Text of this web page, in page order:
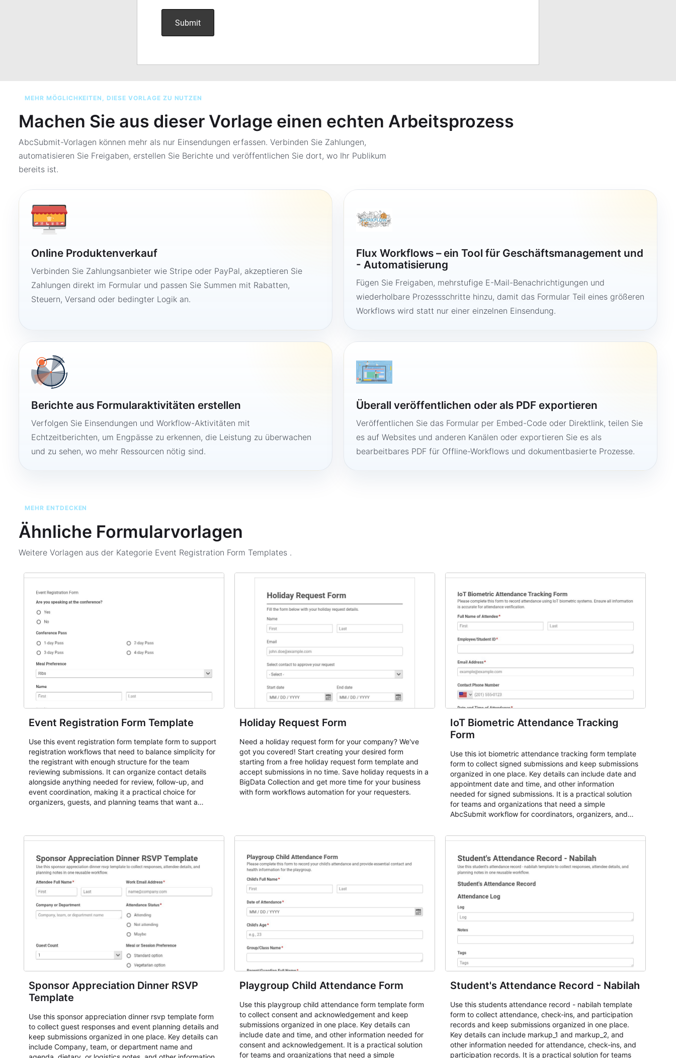
MEHR MÖGLICHKEITEN, DIESE VORLAGE ZU NUTZEN
Machen Sie aus dieser Vorlage einen echten Arbeitsprozess
AbcSubmit-Vorlagen können mehr als nur Einsendungen erfassen. Verbinden Sie Zahlungen,
automatisieren Sie Freigaben, erstellen Sie Berichte und veröffentlichen Sie dort, wo Ihr Publikum
bereits ist.
Online Produktenverkauf
Verbinden Sie Zahlungsanbieter wie Stripe oder PayPal, akzeptieren Sie
Zahlungen direkt im Formular und passen Sie Summen mit Rabatten,
Steuern, Versand oder bedingter Logik an.
Flux Workflows – ein Tool für Geschäftsmanagement und
- Automatisierung
Fügen Sie Freigaben, mehrstufige E-Mail-Benachrichtigungen und
wiederholbare Prozessschritte hinzu, damit das Formular Teil eines größeren
Workflows wird statt nur einer einzelnen Einsendung.
Berichte aus Formularaktivitäten erstellen
Verfolgen Sie Einsendungen und Workflow-Aktivitäten mit
Echtzeitberichten, um Engpässe zu erkennen, die Leistung zu überwachen
und zu sehen, wo mehr Ressourcen nötig sind.
Überall veröffentlichen oder als PDF exportieren
Veröffentlichen Sie das Formular per Embed-Code oder Direktlink, teilen Sie
es auf Websites und anderen Kanälen oder exportieren Sie es als
bearbeitbares PDF für Offline-Workflows und dokumentbasierte Prozesse.
MEHR ENTDECKEN
Ähnliche Formularvorlagen
Weitere Vorlagen aus der Kategorie Event Registration Form Templates .
Event Registration Form Template
Use this event registration form template form to support
registration workflows that need to balance simplicity for
the registrant with enough structure for the team
reviewing submissions. It can organize contact details
alongside anything needed for review, follow-up, and
event coordination, making it a practical choice for
organizers, guests, and planning teams that want a
student enrollment, volunteer registration, business event
responses standardized so organizers can evaluate
submissions, manage next steps, and maintain cleaner
registration records over time.
Holiday Request Form
Need a holiday request form for your company? We've
got you covered! Start creating your desired form
starting from a free holiday request form template and
accept submissions in no time. Save holiday requests in a
BigData Collection and get more time for your business
with form workflows automation for your requesters.
IoT Biometric Attendance Tracking
Form
Use this iot biometric attendance tracking form template
form to collect signed submissions and keep submissions
organized in one place. Key details can include date and
appointment date and time, and other information
needed for signed submissions. It is a practical solution
for teams and organizations that need a simple
AbcSubmit workflow for coordinators, organizers, and
Sponsor Appreciation Dinner RSVP
Template
Use this sponsor appreciation dinner rsvp template form
to collect guest responses and event planning details and
keep submissions organized in one place. Key details can
include Company, team, or department name and
Playgroup Child Attendance Form
Use this playgroup child attendance form template form
to collect consent and acknowledgement and keep
submissions organized in one place. Key details can
include date and time, and other information needed for
consent and acknowledgement. It is a practical solution
for teams and organizations that need a simple
Student's Attendance Record - Nabilah
Use this students attendance record - nabilah template
form to collect attendance, check-ins, and participation
records and keep submissions organized in one place.
Key details can include markup_1 and markup_2, and
other information needed for attendance, check-ins, and
participation records. It is a practical solution for teams